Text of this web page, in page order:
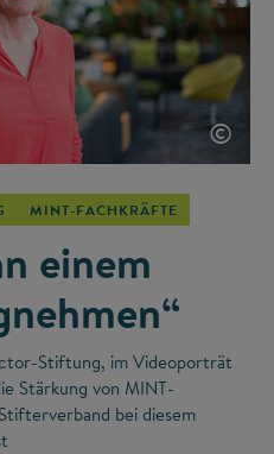
©
MINT-FACHKRÄFTE
einem
Stiftung, im Videoporträt
Stärkung von MINT-
bei diesem